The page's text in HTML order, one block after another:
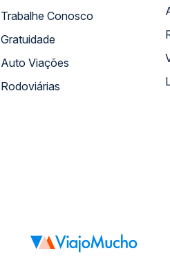
Trabalhe Conosco
Gratuidade
Auto Viações
Rodoviárias